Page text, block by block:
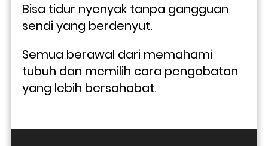
Bisa tidur nyenyak tanpa gangguan
sendi yang berdenyut.
Semua berawal dari memahami
tubuh dan memilih cara pengobatan
yang lebih bersahabat.